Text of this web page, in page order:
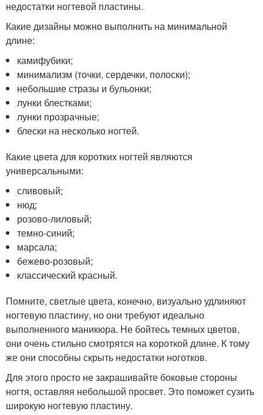
недостатки ногтевой пластины.
Какие дизайны можно выполнить на минимальной
длине:
камифубики;
минимализм (точки, сердечки, полоски);
небольшие стразы и бульонки;
лунки блестками;
лунки прозрачные;
блески на несколько ногтей.
Какие цвета для коротких ногтей являются
универсальными:
сливовый;
нюд;
розово-лиловый;
темно-синий;
марсала;
бежево-розовый;
классический красный.
Помните, светлые цвета, конечно, визуально удлиняют
ногтевую пластину, но они требуют идеально
выполненного маникюра. Не бойтесь темных цветов,
они очень стильно смотрятся на короткой длине. К тому
же они способны скрыть недостатки ноготков.
Для этого просто не закрашивайте боковые стороны
ногтя, оставляя небольшой просвет. Это поможет сузить
широкую ногтевую пластину.